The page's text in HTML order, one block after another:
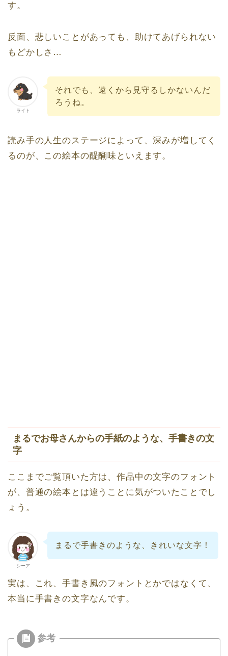
す。
反面、悲しいことがあっても、助けてあげられない
もどかしさ…
ライト
それでも、遠くから見守るしかないんだ
ろうね。
読み手の人生のステージによって、深みが増してく
るのが、この絵本の醍醐味といえます。
まるでお母さんからの手紙のような、手書きの文
字
ここまでご覧頂いた方は、作品中の文字のフォント
が、普通の絵本とは違うことに気がついたことでし
ょう。
シーア
まるで手書きのような、きれいな文字！
実は、これ、手書き風のフォントとかではなくて、
本当に手書きの文字なんです。